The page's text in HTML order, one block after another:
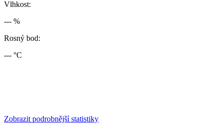
Vlhkost:
--- %
Rosný bod:
--- °C
Zobrazit podrobnější statistiky